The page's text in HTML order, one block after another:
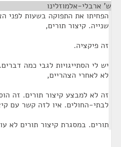
ש' ארבלי-אלמוזלינו
הפחיתו את התפוקה בשעות לפני
שנייה. קיצור תורים,
זה פיקציה.
יש לי הסתייגויות לגבי כמה
לא לאחרי הצהריים,
זה לא למבצע קיצור תורים. זה
לבתי-החולים. איו לזה קשר עם
תורים. במסגרת קיצור תורים לא